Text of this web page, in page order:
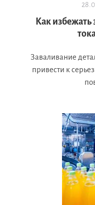
Как избежать
Заваливание
привести к